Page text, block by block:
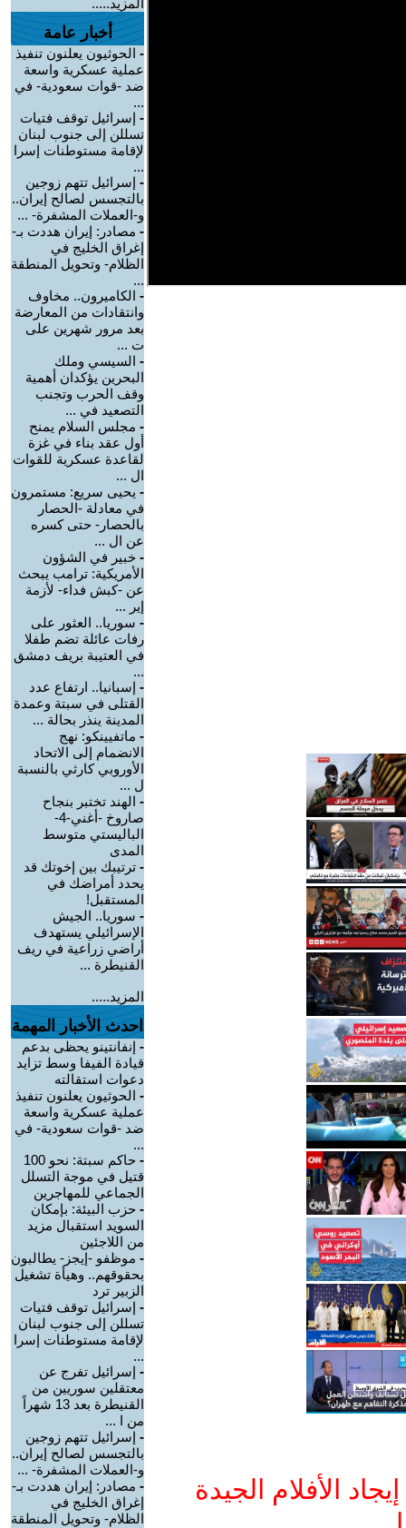
الأفلام الجيدة
المزيد.....
أخبار عامة
- الحوثيون يعلنون تنفيذ
عملية عسكرية واسعة
ضد -قوات سعودية- في
...
- إسرائيل توقف فتيات
تسللن إلى جنوب لبنان
لإقامة مستوطنات إسرا
...
- إسرائيل تتهم زوجين
بالتجسس لصالح إيران..
و-العملات المشفرة- ...
- مصادر: إيران هددت بـ-
إغراق الخليج في
الظلام- وتحويل المنطقة
...
- الكاميرون.. مخاوف
وانتقادات من المعارضة
بعد مرور شهرين على
ت ...
- السيسي وملك
البحرين يؤكدان أهمية
وقف الحرب وتجنب
التصعيد في ...
- مجلس السلام يمنح
أول عقد بناء في غزة
لقاعدة عسكرية للقوات
ال ...
- يحيى سريع: مستمرون
في معادلة -الحصار
بالحصار- حتى كسره
عن ال ...
- خبير في الشؤون
الأمريكية: ترامب يبحث
عن -كبش فداء- لأزمة
إير ...
- سوريا.. العثور على
رفات عائلة تضم طفلا
في العتيبة بريف دمشق
...
- إسبانيا.. ارتفاع عدد
القتلى في سبتة وعمدة
المدينة ينذر بحالة ...
- ماتفيينكو: نهج
الانضمام إلى الاتحاد
الأوروبي كارثي بالنسبة
ل ...
- الهند تختبر بنجاح
صاروخ -أغني-4-
الباليستي متوسط
المدى
- ترتيبك بين إخوتك قد
يحدد أمراضك في
المستقبل!
- سوريا.. الجيش
الإسرائيلي يستهدف
أراضي زراعية في ريف
القنيطرة ...
المزيد.....
احدث الأخبار المهمة
- إنفانتينو يحظى بدعم
قيادة الفيفا وسط تزايد
دعوات استقالته
- الحوثيون يعلنون تنفيذ
عملية عسكرية واسعة
ضد -قوات سعودية- في
...
-
حاكم سبتة: نحو 100
قتيل في موجة التسلل
الجماعي للمهاجرين
- حزب البيئة: بإمكان
السويد استقبال مزيد
من اللاجئين
- موظفو -إيجز- يطالبون
بحقوقهم.. وهيأة تشغيل
الزبير ترد
- إسرائيل توقف فتيات
تسللن إلى جنوب لبنان
لإقامة مستوطنات إسرا
...
- إسرائيل تفرج عن
معتقلين سوريين من
القنيطرة بعد 13 شهراً
من ا ...
- إسرائيل تتهم زوجين
بالتجسس لصالح إيران..
و-العملات المشفرة- ...
- مصادر: إيران هددت بـ-
إغراق الخليج في
الظلام- وتحويل المنطقة